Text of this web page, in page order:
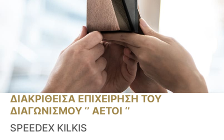
ΔΙΑΚΡΙΘΕΙΣΑ ΕΠΙΧΕΙΡΗΣΗ ΤΟΥ
ΔΙΑΓΩΝΙΣΜΟΥ ‘’ ΑΕΤΟΙ ‘’
SPEEDEX KILKIS